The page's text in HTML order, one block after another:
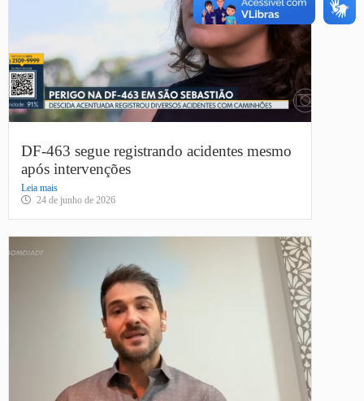
DF-463 segue registrando acidentes mesmo
após intervenções
Leia mais
24 de junho de 2026